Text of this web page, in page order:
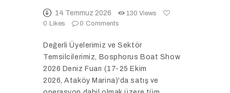
14 Temmuz 2026 130 Views
0 Likes 0 Comments
Değerli Üyelerimiz ve Sektör
Temsilcilerimiz, Bosphorus Boat Show
2026 Deniz Fuarı (17-25 Ekim
2026, Ataköy Marina)'da satış ve